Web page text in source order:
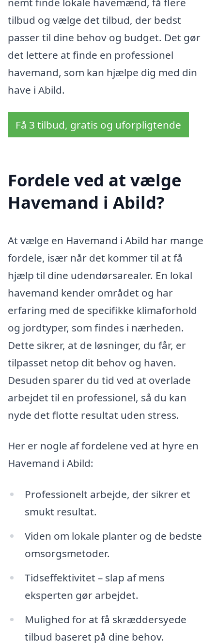
tilbud og vælge det tilbud, der bedst
passer til dine behov og budget. Det gør
det lettere at finde en professionel
havemand, som kan hjælpe dig med din
have i Abild.
Få 3 tilbud, gratis og uforpligtende
Fordele ved at vælge
Havemand i Abild?
At vælge en Havemand i Abild har mange
fordele, især når det kommer til at få
hjælp til dine udendørsarealer. En lokal
havemand kender området og har
erfaring med de specifikke klimaforhold
og jordtyper, som findes i nærheden.
Dette sikrer, at de løsninger, du får, er
tilpasset netop dit behov og haven.
Desuden sparer du tid ved at overlade
arbejdet til en professionel, så du kan
nyde det flotte resultat uden stress.
Her er nogle af fordelene ved at hyre en
Havemand i Abild:
Professionelt arbejde, der sikrer et
smukt resultat.
Viden om lokale planter og de bedste
omsorgsmetoder.
Tidseffektivitet – slap af mens
eksperten gør arbejdet.
Mulighed for at få skræddersyede
tilbud baseret på dine behov.